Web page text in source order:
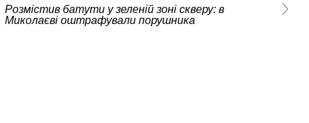
Розмістив батути у зеленій зоні скверу: в
Миколаєві оштрафували порушника